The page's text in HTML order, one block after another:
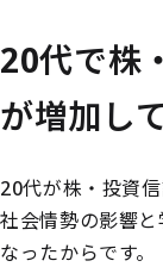
20代で株
が増加し
20代が株・投資
社会情勢の影響
なったからです。